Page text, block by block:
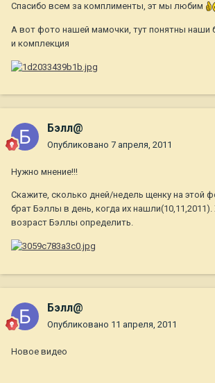
Спасибо всем за комплименты, эт мы любим
А вот фото нашей мамочки, тут понятны наши
и комплекция
Бэлл@
Опубликовано 7 апреля, 2011
Нужно мнение!!!
Скажите, сколько дней/недель щенку на этой
брат Бэллы в день, когда их нашли(10,11,2011).
возраст Бэллы определить.
Бэлл@
Опубликовано 11 апреля, 2011
Новое видео